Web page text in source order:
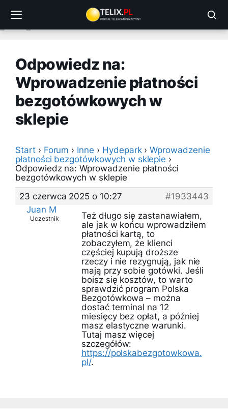
treści
Odpowiedz na:
Wprowadzenie płatności
bezgotówkowych w
sklepie
Start › Forum › Inne › Hydepark › Wprowadzenie
płatności bezgotówkowych w sklepie ›
Odpowiedz na: Wprowadzenie płatności
bezgotówkowych w sklepie
23 czerwca 2025 o 10:27
#1933443
Juan M
Uczestnik
Też długo się zastanawiałem,
ale jak w końcu wprowadziłem
płatności kartą, to
zobaczyłem, że klienci
częściej kupują droższe
rzeczy i nie rezygnują, jak nie
mają przy sobie gotówki. Jeśli
boisz się kosztów, to warto
sprawdzić program Polska
Bezgotówkowa – można
dostać terminal na 12
miesięcy bez opłat, a później
masz elastyczne warunki.
Tutaj masz więcej
szczegółów:
https://polskabezgotowkowa.
pl/.